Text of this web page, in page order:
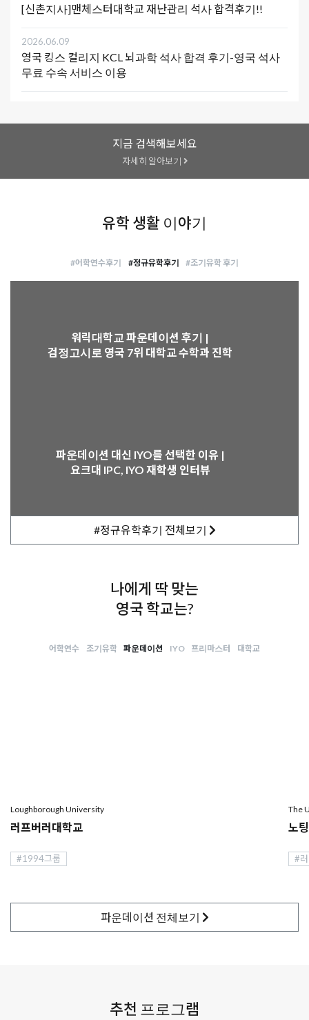
[신촌지사]맨체스터대학교 재난관리 석사 합격후기!!
2026.06.09
영국 킹스 컬리지 KCL 뇌과학 석사 합격 후기-영국 석사
무료 수속 서비스 이용
중앙부처 공무원 국외훈련 영국 석사 지원 | 켄트대학교
영국 파운데이션 유학부터 대학교 졸업 후 IBM 취업까지-
2026.01.28
케임브리지대학교 경영학 석사 합격 후기 | Cambridge
영국 시티대학교 예술경영 프리마스터 솔직 후기 - “정말
영국 맨체스터대학교 국제 경영 석사 합격 후기 -
2025.04.17
영국 버밍엄 대학교 경영 분석 석사 £10,000 (약 1850만원)
장학금 수여
영국 조기유학 학부모님 후기:
지금 검색해보세요
자세히 알아보기
유학 생활 이야기
#어학연수후기 #정규유학후기 #조기유학 후기
워릭대학교 파운데이션 후기 |
검정고시로 영국 7위 대학교 수학과 진학
파운데이션 대신 IYO를 선택한 이유 |
요크대 IPC, IYO 재학생 인터뷰
#정규유학후기 전체보기
나에게 딱 맞는
영국 학교는?
어학연수 조기유학 파운데이션 IYO 프리마스터 대학교
Loughborough University
러프버러대학교
#1994그룹
The
노
#
파운데이션 전체보기
추천 프로그램